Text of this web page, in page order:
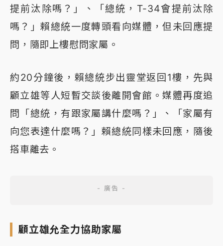
提前汰除嗎？」、「總統，T-34會提前汰除
嗎？」賴總統一度轉頭看向媒體，但未回應提
問，隨即上樓慰問家屬。
約20分鐘後，賴總統步出靈堂返回1樓，先與
顧立雄等人短暫交談後離開會館。媒體再度追
問「總統，有跟家屬講什麼嗎？」、「家屬有
向您表達什麼嗎？」賴總統同樣未回應，隨後
搭車離去。
顧立雄允全力協助家屬